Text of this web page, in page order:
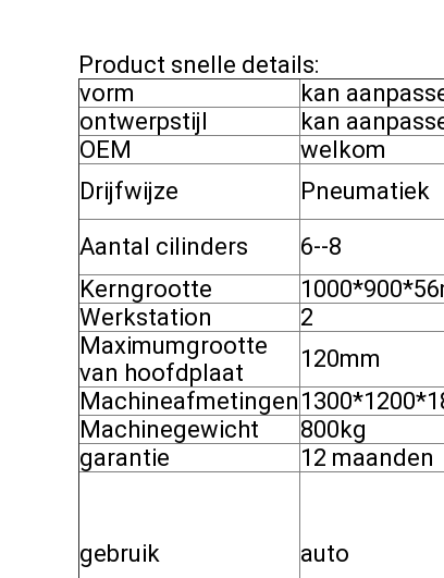
Product snelle details:
vorm
kan
ontwerpstijl
kan
OEM
welkom
Drijfwijze
Pneumatiek
Aantal cilinders 6--8
Kerngrootte
Werkstation
2
Maximumgrootte
van hoofdplaat
120mm
Machineafmetingen
Machinegewicht
800kg
garantie
12 maanden
gebruik auto